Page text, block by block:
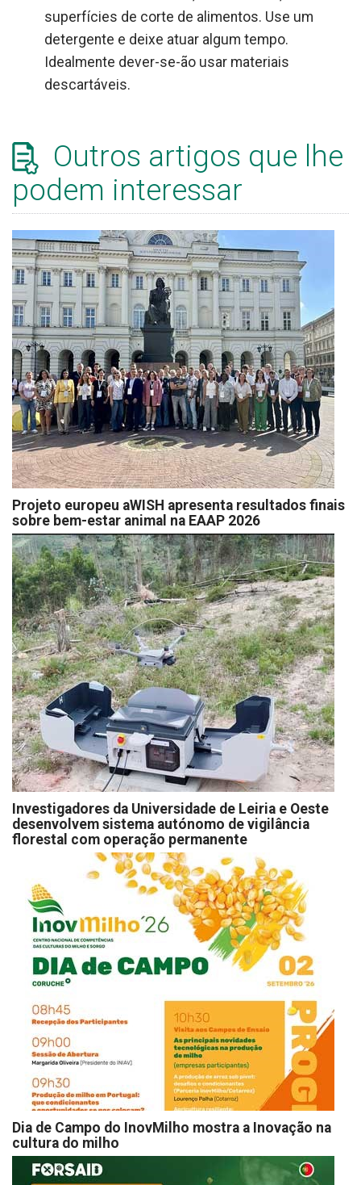
superfícies de corte de alimentos. Use um
detergente e deixe atuar algum tempo.
Idealmente dever-se-ão usar materiais
descartáveis.
Outros artigos que lhe
podem interessar
Projeto europeu aWISH apresenta resultados finais
sobre bem-estar animal na EAAP 2026
Investigadores da Universidade de Leiria e Oeste
desenvolvem sistema autónomo de vigilância
florestal com operação permanente
Dia de Campo do InovMilho mostra a Inovação na
cultura do milho